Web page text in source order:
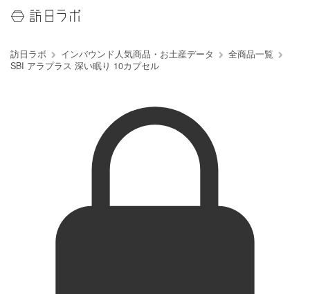
訪日ラボ インバウンド人気商品・お土産データ
全商品一覧
SBI アラプラス 深い眠り 10カプセル